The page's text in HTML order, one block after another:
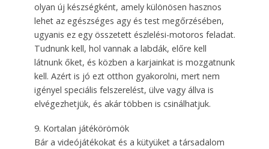
olyan új készségként, amely különösen hasznos
lehet az egészséges agy és test megőrzésében,
ugyanis ez egy összetett észlelési-motoros feladat.
Tudnunk kell, hol vannak a labdák, előre kell
látnunk őket, és közben a karjainkat is mozgatnunk
kell. Azért is jó ezt otthon gyakorolni, mert nem
igényel speciális felszerelést, ülve vagy állva is
elvégezhetjük, és akár többen is csinálhatjuk.
9. Kortalan játékörömök
Bár a videójátékokat és a kütyüket a társadalom